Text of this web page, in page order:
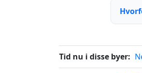
Tid nu i disse byer: